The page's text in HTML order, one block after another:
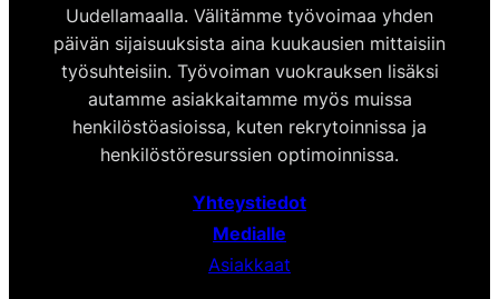
Uudellamaalla. Välitämme työvoimaa yhden
päivän sijaisuuksista aina kuukausien mittaisiin
työsuhteisiin. Työvoiman vuokrauksen lisäksi
autamme asiakkaitamme myös muissa
henkilöstöasioissa, kuten rekrytoinnissa ja
henkilöstöresurssien optimoinnissa.
Yhteystiedot
Medialle
Asiakkaat